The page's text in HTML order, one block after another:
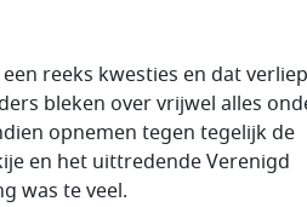
reeks kwesties en dat verliep
bleken over vrijwel alles
opnemen tegen tegelijk de
en het uittredende Verenigd
was te veel.